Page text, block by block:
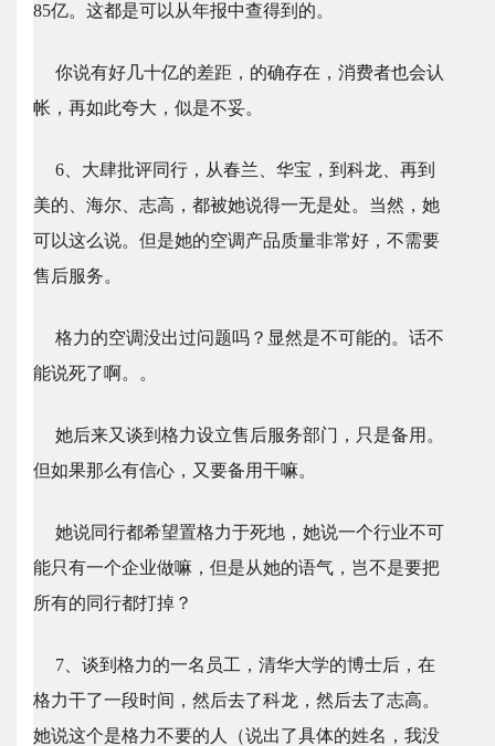
85亿。这都是可以从年报中查得到的。
你说有好几十亿的差距，的确存在，消费者也会认
帐，再如此夸大，似是不妥。
6、大肆批评同行，从春兰、华宝，到科龙、再到
美的、海尔、志高，都被她说得一无是处。当然，她
可以这么说。但是她的空调产品质量非常好，不需要
售后服务。
格力的空调没出过问题吗？显然是不可能的。话不
能说死了啊。。
她后来又谈到格力设立售后服务部门，只是备用。
但如果那么有信心，又要备用干嘛。
她说同行都希望置格力于死地，她说一个行业不可
能只有一个企业做嘛，但是从她的语气，岂不是要把
所有的同行都打掉？
7、谈到格力的一名员工，清华大学的博士后，在
格力干了一段时间，然后去了科龙，然后去了志高。
她说这个是格力不要的人（说出了具体的姓名，我没